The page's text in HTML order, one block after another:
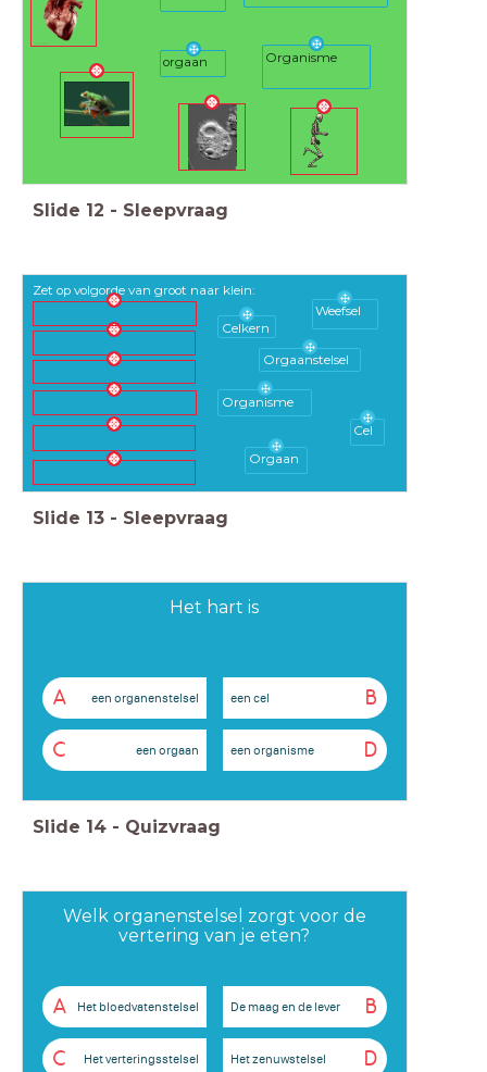
Organisme
orgaan
Slide 12 - Sleepvraag
Zet op volgorde van groot naar klein:
Orgaanstelsel
Orgaan
Weefsel
Cel
Organisme
Celkern
Slide 13 - Sleepvraag
Het hart is
A een organenstelsel B
een cel
C een orgaan D
een organisme
Slide 14 - Quizvraag
Welk organenstelsel zorgt voor de
vertering van je eten?
A Het bloedvatenstelsel B
De maag en de lever
C Het verteringsstelsel D
Het zenuwstelsel